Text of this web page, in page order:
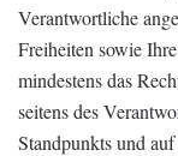
Verantwortliche
Freiheiten sowie
mindestens das
seitens des
Standpunkts und